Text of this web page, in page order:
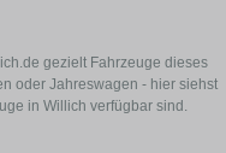
gezielt Fahrzeuge dieses
oder Jahreswagen - hier siehst
in Willich verfügbar sind.